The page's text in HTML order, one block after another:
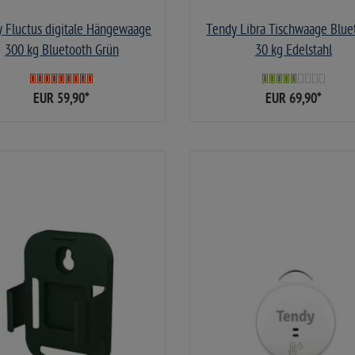
Fluctus digitale Hängewaage
300 kg Bluetooth Grün
EUR 59,90*
Tendy Libra Tischwaage
30 kg Edelstahl
EUR 69,90*